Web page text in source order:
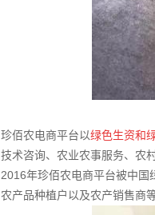
珍佰农电商平台以绿色生资和
技术咨询、农业农事服务、农
2016年珍佰农电商平台被中国
农产品种植户以及农产销售商